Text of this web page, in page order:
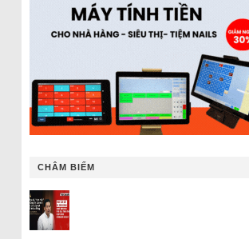
CHÂM BIẾM